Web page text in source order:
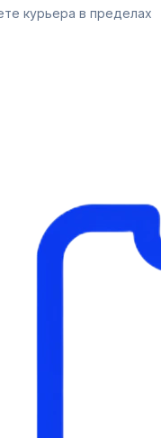
курьера в пределах